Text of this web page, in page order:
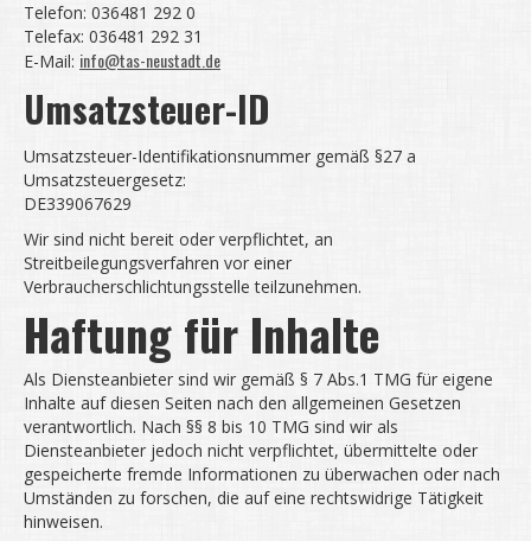
Telefon: 036481 292 0
Telefax: 036481 292 31
E-Mail: info@tas-neustadt.de
Umsatzsteuer-ID
Umsatzsteuer-Identifikationsnummer gemäß §27 a
Umsatzsteuergesetz:
DE339067629
Wir sind nicht bereit oder verpflichtet, an
Streitbeilegungsverfahren vor einer
Verbraucherschlichtungsstelle teilzunehmen.
Haftung für Inhalte
Als Diensteanbieter sind wir gemäß § 7 Abs.1 TMG für eigene
Inhalte auf diesen Seiten nach den allgemeinen Gesetzen
verantwortlich. Nach §§ 8 bis 10 TMG sind wir als
Diensteanbieter jedoch nicht verpflichtet, übermittelte oder
gespeicherte fremde Informationen zu überwachen oder nach
Umständen zu forschen, die auf eine rechtswidrige Tätigkeit
hinweisen.